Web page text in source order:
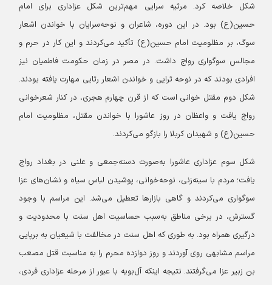
شکل خلاصه کرد. مرثیه ‌سرایی مهم‌ترین شکل عزاداری برای امام
حسین(ع) بود. در این دوره، شاعران و نوحه‌سرایان با خواندن اشعار
سوگ، بر مظلومیت امام حسین(ع) تأکید می‌کردند و این کار در حرم و
مجالس سوگواری رواج داشت. در مصر در زمان حکومت فاطمیان نیز
افرادی بودند که در نوحه ثرایی و خواندن اشعار رثایی مهارت یافته بودند.
شکل دوم مقتل خوانی است که از قرن چهارم هجری، در کنار شعرخوانی
رواج یافت و واعظان در روز عاشورا با خواندن مقتل، مظلومیت امام
حسین(ع) و شهیدان کربلا را بازگو می‌کردند.
شکل سوم عزاداری عاشورا به‌صورت دسته‌جمعی و علنی در بغداد رواج
یافت؛ مردم با سینه‌زنی، نوحه‌خوانی، پوشیدن لباس سیاه و نشان‌های عزا
سوگواری می‌کردند و گاهی بازارها تعطیل می‌شد. این مراسم با وجود
گسترش، در برخی مناطق به‌سبب حساسیت اهل سنت با محدودیت و
درگیری همراه بود. به طوری که اهل سنت در مخالفت با شیعیان به برپایی
مراسم مشابهی روی آوردند و روز دوازده محرم را به مناسبت قتل مصعب
بن زبیر عزا می‌گرفتند. نتیجه اینکه آل‌بویه با عبور از مرحله عزاداری فردی،